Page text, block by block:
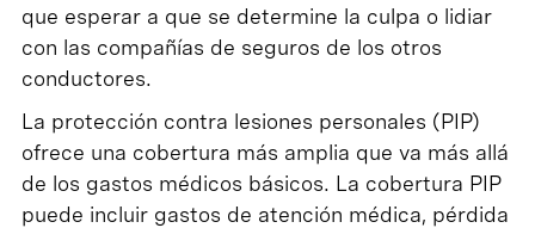
que esperar a que se determine la culpa o lidiar
con las compañías de seguros de los otros
conductores.
La protección contra lesiones personales (PIP)
ofrece una cobertura más amplia que va más allá
de los gastos médicos básicos. La cobertura PIP
puede incluir gastos de atención médica, pérdida